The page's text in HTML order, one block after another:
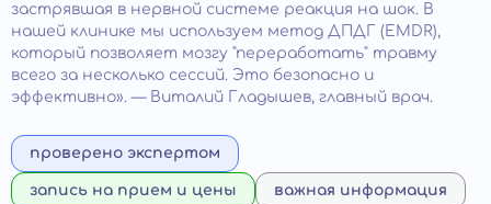
застрявшая в нервной системе реакция на шок. В
нашей клинике мы используем метод ДПДГ (EMDR),
который позволяет мозгу "переработать" травму
всего за несколько сессий. Это безопасно и
эффективно». — Виталий Гладышев, главный врач.
проверено экспертом
запись на прием и цены важная информация